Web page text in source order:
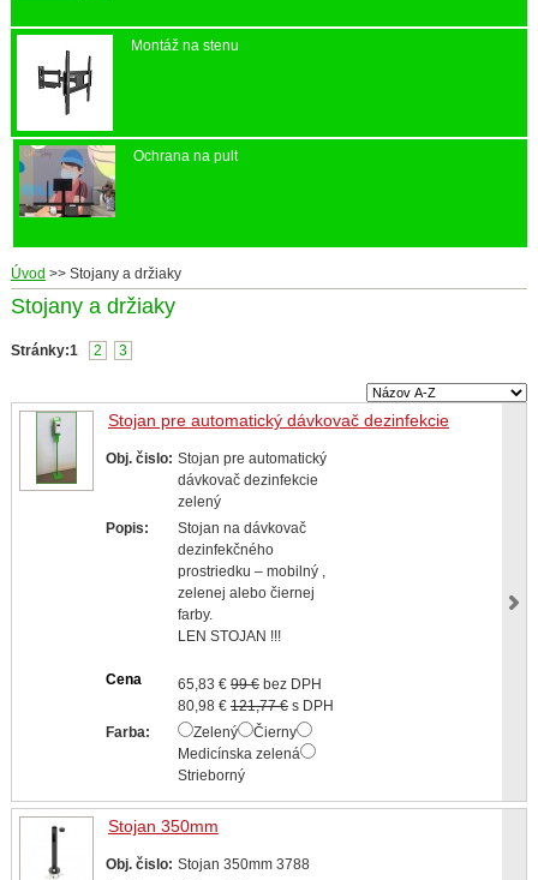
Montáž na stenu
Ochrana na pult
Úvod >> Stojany a držiaky
Stojany a držiaky
Stránky:1 2 3
Stojan pre automatický dávkovač dezinfekcie
Obj. čislo: Stojan pre automatický
dávkovač dezinfekcie
zelený
Popis:
Stojan na dávkovač
dezinfekčného
prostriedku – mobilný ,
zelenej alebo čiernej
farby.
LEN STOJAN !!!
Cena 65,83 € 99 €bez DPH
80,98 € 121,77 €s DPH
Farba:
Zelený
Čierny
Medicínska zelená
Strieborný
Stojan 350mm
Obj. čislo: Stojan 350mm 3788